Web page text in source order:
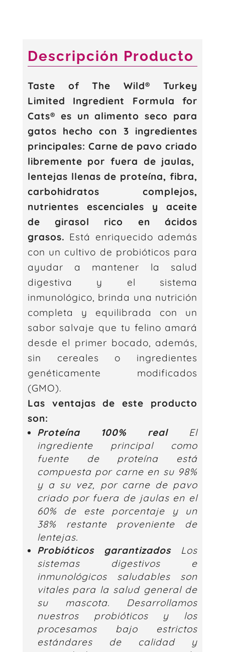
KG
cantidad
Descripción Producto
Taste of The Wild® Turkey
Limited Ingredient Formula for
Cats® es un alimento seco para
gatos hecho con 3 ingredientes
principales: Carne de pavo criado
libremente por fuera de jaulas,
lentejas llenas de proteína, fibra,
carbohidratos complejos,
nutrientes escenciales y aceite
de girasol rico en ácidos
grasos. Está enriquecido además
con un cultivo de probióticos para
ayudar a mantener la salud
digestiva y el sistema
inmunológico, brinda una nutrición
completa y equilibrada con un
sabor salvaje que tu felino amará
desde el primer bocado, además,
sin cereales o ingredientes
genéticamente modificados
(GMO).
Las ventajas de este producto
son:
Proteína 100% real El
ingrediente principal como
fuente de proteína está
compuesta por carne en su 98%
y a su vez, por carne de pavo
criado por fuera de jaulas en el
60% de este porcentaje y un
38% restante proveniente de
lentejas.
Probióticos garantizados Los
sistemas digestivos e
inmunológicos saludables son
vitales para la salud general de
su mascota. Desarrollamos
nuestros probióticos y los
procesamos bajo estrictos
estándares de calidad y